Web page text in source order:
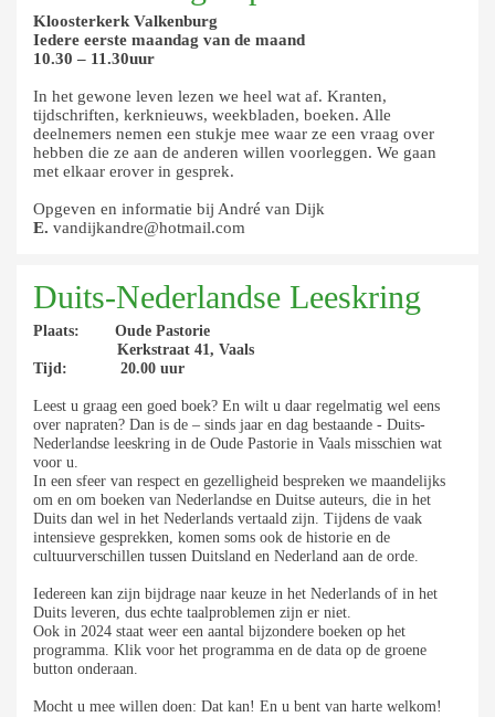
Kloosterkerk Valkenburg
Iedere eerste maandag van de maand
10.30 – 11.30uur
In het gewone leven lezen we heel wat af. Kranten,
tijdschriften, kerknieuws, weekbladen, boeken. Alle
deelnemers nemen een stukje mee waar ze een vraag over
hebben die ze aan de anderen willen voorleggen. We gaan
met elkaar erover in gesprek.
Opgeven en informatie bij André van Dijk
E. vandijkandre@hotmail.com
Duits-Nederlandse Leeskring
Plaats: Oude Pastorie
Kerkstraat 41, Vaals
Tijd: 20.00 uur
Leest u graag een goed boek? En wilt u daar regelmatig wel eens
over napraten? Dan is de – sinds jaar en dag bestaande - Duits-
Nederlandse leeskring in de Oude Pastorie in Vaals misschien wat
voor u.
In een sfeer van respect en gezelligheid bespreken we maandelijks
om en om boeken van Nederlandse en Duitse auteurs, die in het
Duits dan wel in het Nederlands vertaald zijn. Tijdens de vaak
intensieve gesprekken, komen soms ook de historie en de
cultuurverschillen tussen Duitsland en Nederland aan de orde.
Iedereen kan zijn bijdrage naar keuze in het Nederlands of in het
Duits leveren, dus echte taalproblemen zijn er niet.
Ook in 2024 staat weer een aantal bijzondere boeken op het
programma. Klik voor het programma en de data op de groene
button onderaan.
Mocht u mee willen doen: Dat kan! En u bent van harte welkom!